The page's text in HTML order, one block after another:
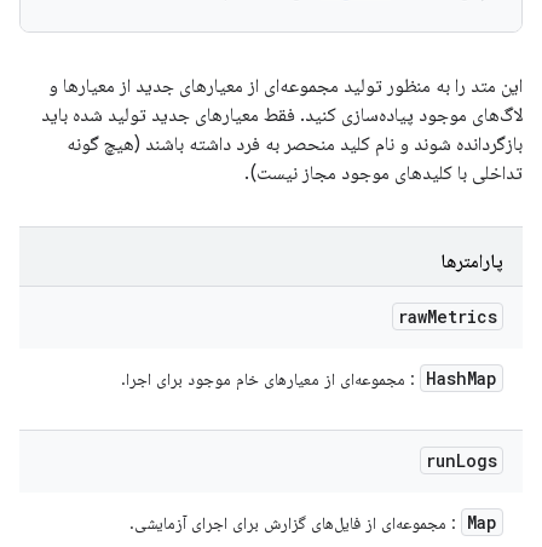
این متد را به منظور تولید مجموعه‌ای از معیارهای جدید از معیارها و
لاگ‌های موجود پیاده‌سازی کنید. فقط معیارهای جدید تولید شده باید
بازگردانده شوند و نام کلید منحصر به فرد داشته باشند (هیچ گونه
تداخلی با کلیدهای موجود مجاز نیست).
پارامترها
rawMetrics
HashMap : مجموعه‌ای از معیارهای خام موجود برای اجرا.
runLogs
Map : مجموعه‌ای از فایل‌های گزارش برای اجرای آزمایشی.